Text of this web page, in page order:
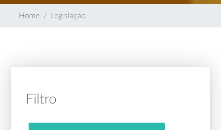
Home Legislação
Filtro